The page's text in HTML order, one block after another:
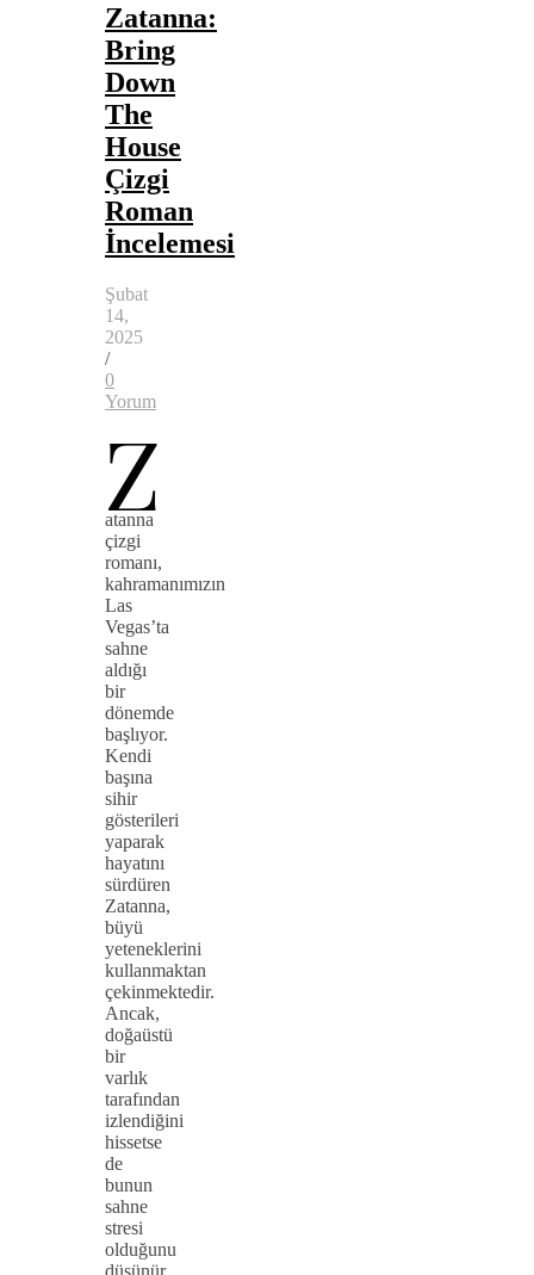
Zatanna:
Bring
Down
The
House
Çizgi
Roman
İncelemesi
Şubat
14,
2025
/
0
Yorum
Z
atanna
çizgi
romanı,
kahramanımızın
Las
Vegas’ta
sahne
aldığı
bir
dönemde
başlıyor.
Kendi
başına
sihir
gösterileri
yaparak
hayatını
sürdüren
Zatanna,
büyü
yeteneklerini
kullanmaktan
çekinmektedir.
Ancak,
doğaüstü
bir
varlık
tarafından
izlendiğini
hissetse
de
bunun
sahne
stresi
olduğunu
düşünür.